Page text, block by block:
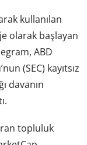
kullanılan
olarak başlayan
ABD
(SEC) kayıtsız
davanın
topluluk